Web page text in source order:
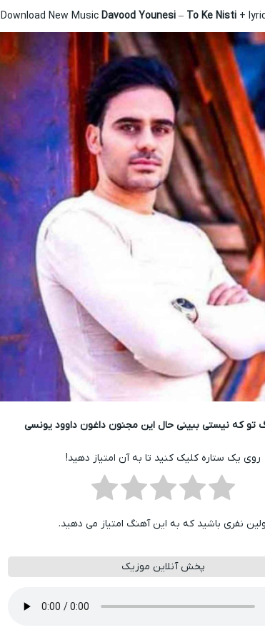
Download New MusicDavood Younesi – To Ke Nisti +
تو که نیستی ببینی حال این مجنون داغون داوود یونسی
روی یک ستاره کلیک کنید تا به آن امتیاز دهید!
نفری باشید که به این آهنگ امتیاز می دهید.
پخش آنلاین موزیک